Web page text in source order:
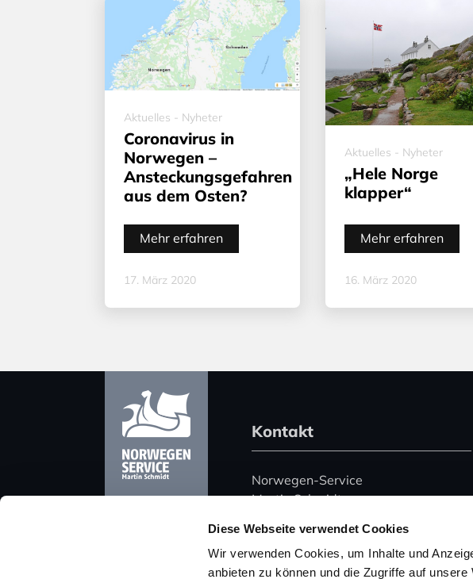
Diese Webseite verwendet Cookies
Wir verwenden Cookies, um Inhalte und
anbieten zu können und die Zugriffe auf
Aktuelles - Nyheter
Coronavirus in
Norwegen –
Ansteckungsgefahren
aus dem Osten?
Mehr erfahren
17. März 2020
Aktuelles - Nyheter
„Hele Norge
klapper“
Mehr erfahren
16. März 2020
Kontakt
Norwegen-Service
Martin Schmidt
Harz 51
06108 Halle (Saale)
Deutschland